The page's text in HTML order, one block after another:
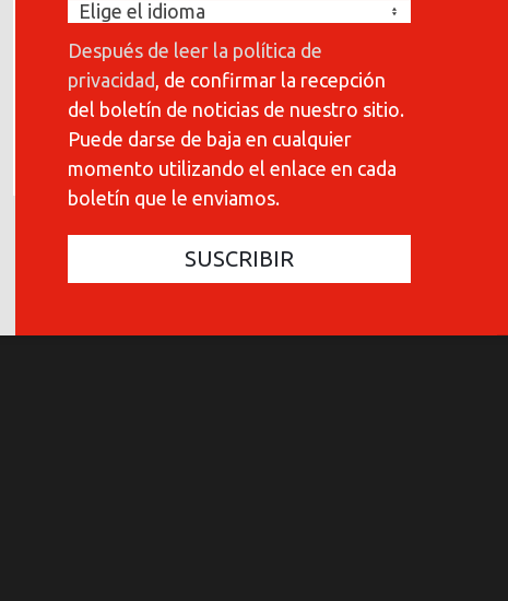
COMMUNICATIONES 420
COMMUNICATIONES 420
Después de leer la política de
privacidad, de confirmar la recepción
del boletín de noticias de nuestro sitio.
Puede darse de baja en cualquier
momento utilizando el enlace en cada
boletín que le enviamos.